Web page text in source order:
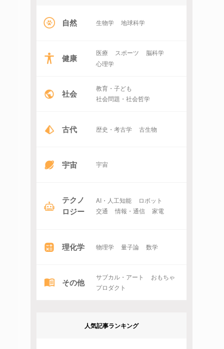
自然 生物学 地球科学
健康 医療 スポーツ
脳科学
心理学
社会
教育・子ども
社会問題・社会哲学
古代 歴史・考古学 古生物
宇宙 宇宙
テクノ
ロジー
AI・人工知能
ロボット
交通
情報・通信 家電
理化学 物理学 量子論 数学
その他 サブカル・アート
おもちゃ
プロダクト
人気記事ランキング